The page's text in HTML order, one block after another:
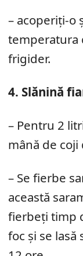
– acoperiți-o
temperatura
frigider.
4. Slănină
– Pentru 2
mână de coji
– Se fierbe
această
fierbeți timp
foc și se